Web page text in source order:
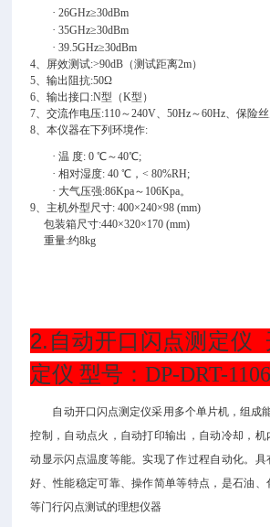
·26GHz≥30dBm
·35GHz≥30dBm
·39.5GHz≥30dBm
4、屏效测试:>90dB（测试距离2m）
5、输出阻抗:50Ω
6、输出接口:N型（K型）
7、交流作电压:110～240V、50Hz～60Hz、保险
8、本仪器在下列环境作:
·温 度: 0 ℃～40℃;
·相对湿度: 40 ℃，< 80%RH;
· 大气压强:86Kpa～106Kpa。
9、主机外型尺寸: 400×240×98 (mm)
包装箱尺寸:440×320×170 (mm)
重量:约8kg
2. 自动开口闪点测定仪
定仪 型号：DP-DRT-
自动开口闪点测定仪采用多个单片机，组成
控制，自动点火，自动打印输出，自动冷却，机
动显示闪点温度等能。实现了作过程自动化。
好、性能稳定可靠、操作简单等特点，是石油
等门行闪点测试的理想仪器